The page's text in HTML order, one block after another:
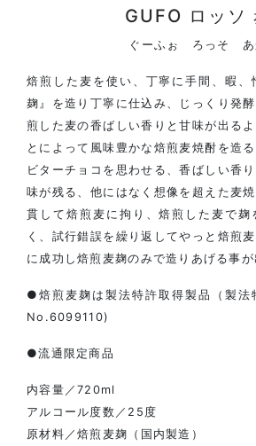
GUFO ロッソ
ぐーふぉ ろっそ あ
焙煎した麦を使い、丁寧に手間、暇、
麹』を造り丁寧に仕込み、じっくり発
煎した麦の香ばしい香りと甘味が出る
とによって風味豊かな焙煎麦焼酎を造
ビターチョコを思わせる、香ばしい香
味が残る、他にはなく想像を超えた麦
貫して焙煎麦に拘り、焙煎した麦で麹
く、試行錯誤を繰り返してやっと焙煎
に成功し焙煎麦麹のみで造りあげる事が
●焙煎麦麹は製法特許取得製品（製
No.6099110)
●流通限定商品
内容量／720ml
アルコール度数／25度
原材料／焙煎麦麹（国内製造）